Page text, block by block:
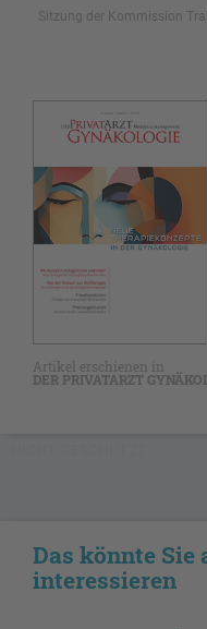
Sitzung der Kommission
Artikel erschienen in
DER PRIVATARZT
Das könnte Sie
interessieren